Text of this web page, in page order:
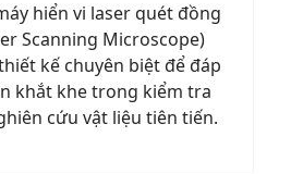
hiển vi laser quét đồng
Scanning Microscope)
kế chuyên biệt để đáp
khắt khe trong kiểm tra
cứu vật liệu tiên tiến.